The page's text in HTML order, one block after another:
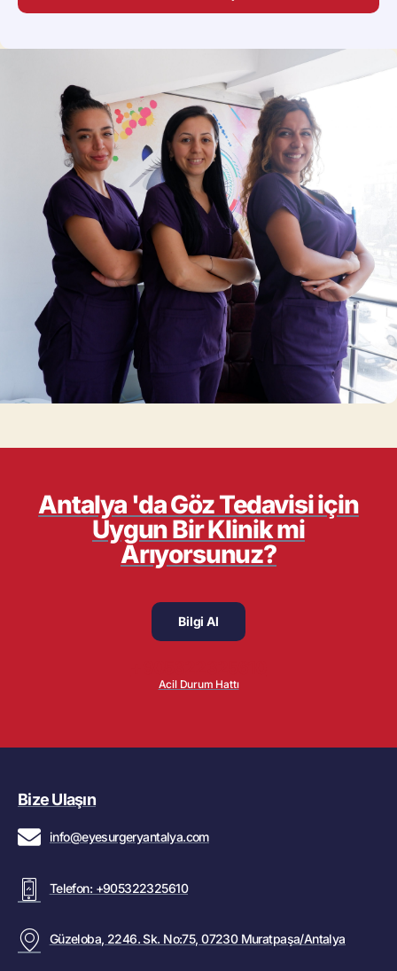
Antalya 'da Göz Tedavisi için
Uygun Bir Klinik mi
Arıyorsunuz?
Bilgi Al
Acil Durum Hattı
Bize Ulaşın
info@eyesurgeryantalya.com
Telefon: +905322325610
Güzeloba, 2246. Sk. No:75, 07230 Muratpaşa/Antalya